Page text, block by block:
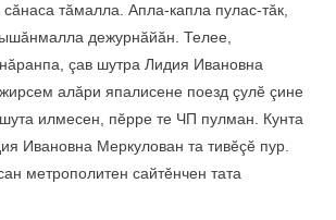
тăмалла. Апла-капла пулас-тăк,
дежурнăйăн. Телее,
çав шутра Лидия Ивановна
алăри япалисене поезд çулӗ çине
илмесен, пӗрре те ЧП пулман. Кунта
Ивановна Меркулован та тивӗçӗ пур.
метрополитен сайтӗнчен тата